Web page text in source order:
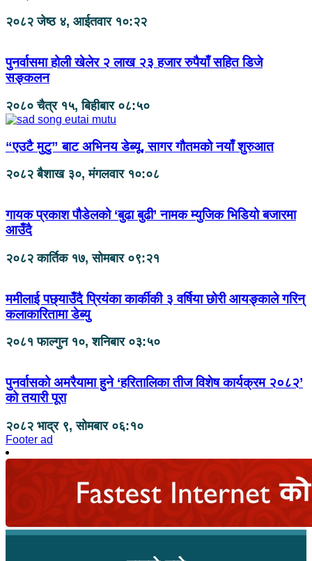
२०८२ जेष्ठ ४, आईतवार १०:२२
पुनर्वासमा होली खेलेर २ लाख २३ हजार रुपैयाँ सहित डिजे
सङ्कलन
२०८० चैत्र १५, बिहीबार ०८:५०
“एउटै मुटु” बाट अभिनय डेब्यू, सागर गौतमको नयाँ शुरुआत
२०८२ बैशाख ३०, मंगलवार १०:०८
गायक प्रकाश पौडेलको ‘बुढा बुढी’ नामक म्युजिक भिडियो बजारमा
आउँदै
२०८२ कार्तिक १७, सोमबार ०९:२१
ममीलाई पछ्याउँदै प्रियंका कार्कीकी ३ वर्षिया छोरी आयङ्काले गरिन्
कलाकारितामा डेब्यु
२०८१ फाल्गुन १०, शनिबार ०३:५०
पुनर्वासको अमरैयामा हुने ‘हरितालिका तीज विशेष कार्यक्रम २०८२’
को तयारी पूरा
२०८२ भाद्र ९, सोमबार ०६:१०
Footer ad